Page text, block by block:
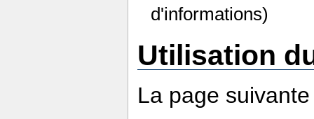
d'informations)
Utilisation
La page